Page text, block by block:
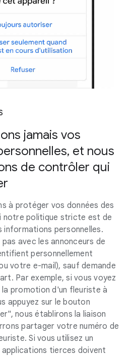
jamais vos
et nous
de contrôler qui
à protéger vos données des
notre politique stricte est de
informations personnelles.
avec les annonceurs de
personnellement
votre e-mail), sauf demande
Par exemple, si vous voyez
promotion d'un fleuriste à
appuyez sur le bouton
nous établirons la liaison
partager votre numéro de
Si vous utilisez un
applications tierces doivent